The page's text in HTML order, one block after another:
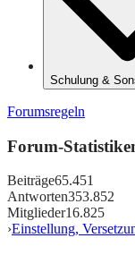
Schulung &
Forumsregeln
Forum-
Beiträge65.451
Antworten353.852
Mitglieder16.825
›Einstellung,